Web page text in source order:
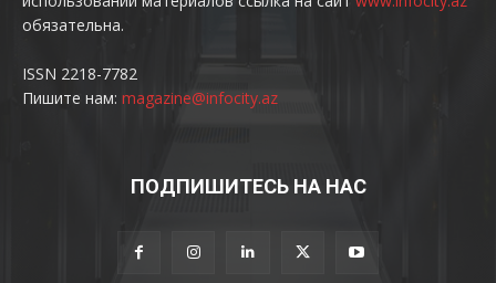
обязательна.
ISSN 2218-7782
Пишите нам: magazine@infocity.az
ПОДПИШИТЕСЬ НА НАС